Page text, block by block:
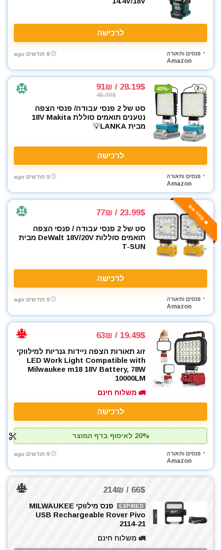
לרכישה
פנסים ותאורה
Amazon
8 חודשים ago
-40%
28.19$ / 91₪
46.99$
סט של 2 פנסי עבודה/ פנסי הצפה
נטענים תואמים סוללת 18V Makita
מבית LANKA💡
לרכישה
פנסים ותאורה
Amazon
9 חודשים ago
🔥 מחיר אש 23.99$ / 77₪
סט של 2 פנסי עבודה / פנסי הצפה
תואמים סוללות DeWalt 18V/20V מבית
T-SUN
לרכישה
פנסים ותאורה
Amazon
9 חודשים ago
19.49$ / 63₪
זוג תאורות הצפה ניידות גנריות למילווקי
LED Work Light Compatible with
Milwaukee m18 18V Battery, 78W
10000LM
🚛 משלוח חינם
לרכישה
20% לאיסוף בדף המוצר
פנסים ותאורה
Amazon
9 חודשים ago
66$ / 214₪
EXPIRED
פנס מילווקי MILWAUKEE
USB Rechargeable Rover Pivo
2114-21
🚛 משלוח חינם